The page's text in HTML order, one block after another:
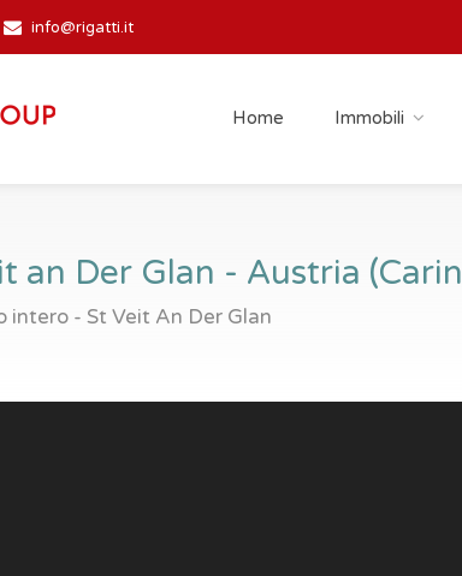
info@rigatti.it
Home Immobili
an Der Glan - Austria
intero - St Veit An Der Glan